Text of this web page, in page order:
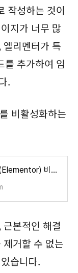
작성하는 것이
지가 너무 많
리멘터가 특
를 추가하여 임
.
비활성화하는
특정 페이지에서 엘리멘터(Elementor) 비활성화하기 - 워드프레스 중급 - 워드크래커
본적인 해결
거할 수 없는
습니다.